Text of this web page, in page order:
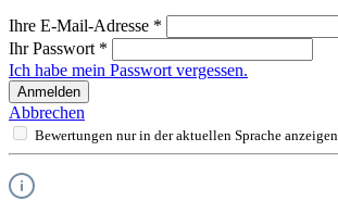
Ihre E-Mail-Adresse *
Ihr Passwort *
Ich habe mein Passwort vergessen.
Anmelden
Abbrechen
Bewertungen nur in der aktuellen Sprache anzeigen.